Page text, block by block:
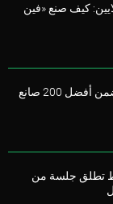
كيف صنع «فين
اختيار رائد الأعمال «محمد رجب» ضمن أفضل 200 صانع
تطلق جلسة من